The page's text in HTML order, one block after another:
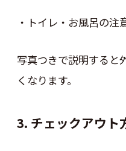
・トイレ・お風呂の注
写真つきで説明すると
くなります。
3. チェックアウト